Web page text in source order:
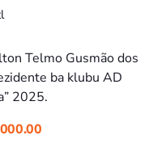
Telmo Gusmão dos
ba klubu AD
2025.